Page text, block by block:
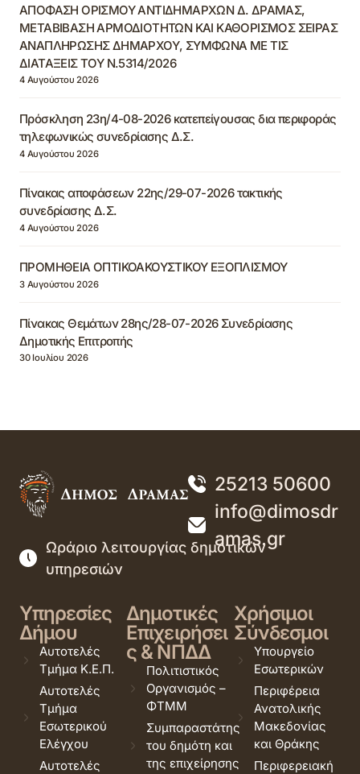
ΑΠΟΦΑΣΗ ΟΡΙΣΜΟΥ ΑΝΤΙΔΗΜΑΡΧΩΝ Δ. ΔΡΑΜΑΣ,
ΜΕΤΑΒΙΒΑΣΗ ΑΡΜΟΔΙΟΤΗΤΩΝ ΚΑΙ ΚΑΘΟΡΙΣΜΟΣ ΣΕΙΡΑΣ
ΑΝΑΠΛΗΡΩΣΗΣ ΔΗΜΑΡΧΟΥ, ΣΥΜΦΩΝΑ ΜΕ ΤΙΣ
ΔΙΑΤΑΞΕΙΣ ΤΟΥ Ν.5314/2026
4 Αυγούστου 2026
Πρόσκληση 23η/4-08-2026 κατεπείγουσας δια περιφοράς
τηλεφωνικώς συνεδρίασης Δ.Σ.
4 Αυγούστου 2026
Πίνακας αποφάσεων 22ης/29-07-2026 τακτικής
συνεδρίασης Δ.Σ.
4 Αυγούστου 2026
ΠΡΟΜΗΘΕΙΑ ΟΠΤΙΚΟΑΚΟΥΣΤΙΚΟΥ ΕΞΟΠΛΙΣΜΟΥ
3 Αυγούστου 2026
Πίνακας Θεμάτων 28ης/28-07-2026 Συνεδρίασης
Δημοτικής Επιτροπής
30 Ιουλίου 2026
25213 50600
info@dimosdr
amas.gr
Ωράριο λειτουργίας δημοτικών
υπηρεσιών
Υπηρεσίες
Δήμου
Αυτοτελές
Τμήμα Κ.Ε.Π.
Αυτοτελές
Τμήμα
Εσωτερικού
Ελέγχου
Αυτοτελές
Δημοτικές
Επιχειρήσει
ς & ΝΠΔΔ
Πολιτιστικός
Οργανισμός –
ΦΤΜΜ
Συμπαραστάτης
του δημότη και
της επιχείρησης
Χρήσιμοι
Σύνδεσμοι
Υπουργείο
Εσωτερικών
Περιφέρεια
Ανατολικής
Μακεδονίας
και Θράκης
Περιφερειακή